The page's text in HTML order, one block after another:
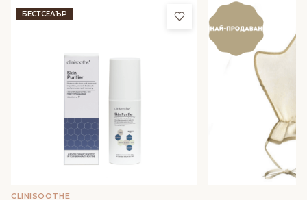
БЕСТСЕЛЪР Добави в любими
CLINISOOTHE